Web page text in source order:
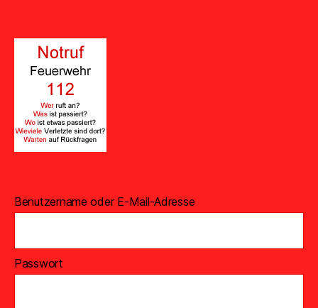
Benutzername oder E-Mail-Adresse
Passwort